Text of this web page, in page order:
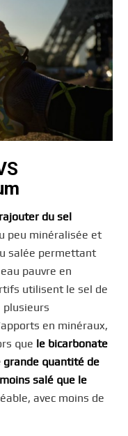
rajouter du sel
peu minéralisée et
salée permettant
pauvre en
utilisent le sel de
plusieurs
en minéraux,
que le bicarbonate
grande quantité de
salé que le
avec moins de